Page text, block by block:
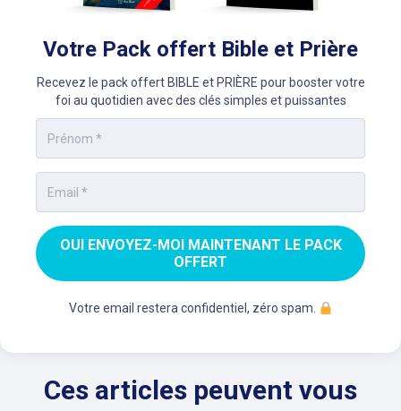
Votre Pack offert Bible et Prière
Recevez le pack offert BIBLE et PRIÈRE pour booster votre
foi au quotidien avec des clés simples et puissantes
OUI ENVOYEZ-MOI MAINTENANT LE PACK
OFFERT
Votre email restera confidentiel, zéro spam.
Ces articles peuvent vous